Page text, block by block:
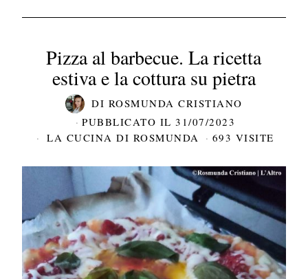
Pizza al barbecue. La ricetta
estiva e la cottura su pietra
DI ROSMUNDA CRISTIANO
PUBBLICATO IL 31/07/2023
LA CUCINA DI ROSMUNDA
693 VISITE